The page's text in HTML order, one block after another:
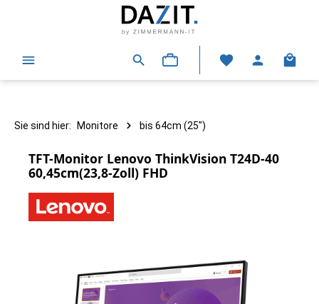
Sie sind hier: Monitore bis 64cm (25")
TFT-Monitor Lenovo ThinkVision T24D-40
60,45cm(23,8-Zoll) FHD